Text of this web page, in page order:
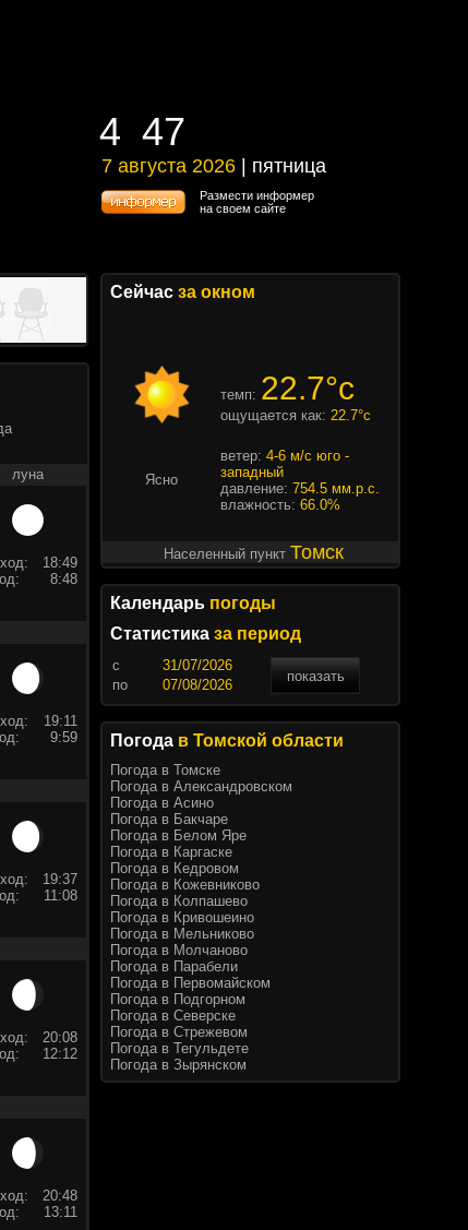
4 47
4 47
7 августа 2026 | пятница
7 августа 2026 | пятница
Размести информер
на своем сайте
луна
18:49
8:48
19:11
9:59
19:37
11:08
20:08
12:12
20:48
13:11
Сейчас за окном
темп: 22.7°c
ощущается как: 22.7°c
Ясно
ветер: 4-6 м/с юго -
западный
давление: 754.5 мм.р.с.
влажность: 66.0%
Населенный пункт Томск
Календарь погоды
Статистика за период
c
показать
по
Погода в Томской области
Погода в Томске
Погода в Александровском
Погода в Асино
Погода в Бакчаре
Погода в Белом Яре
Погода в Каргаске
Погода в Кедровом
Погода в Кожевниково
Погода в Колпашево
Погода в Кривошеино
Погода в Мельниково
Погода в Молчаново
Погода в Парабели
Погода в Первомайском
Погода в Подгорном
Погода в Северске
Погода в Стрежевом
Погода в Тегульдете
Погода в Зырянском